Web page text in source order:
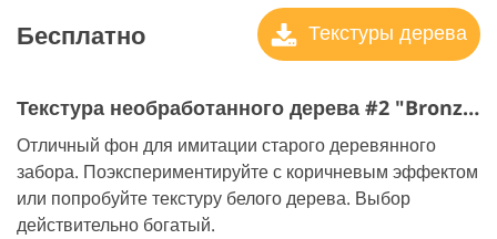
Бесплатно Текстуры дерева
Текстура необработанного дерева #2 "Bronze"
Отличный фон для имитации старого деревянного
забора. Поэкспериментируйте с коричневым эффектом
или попробуйте текстуру белого дерева. Выбор
действительно богатый.